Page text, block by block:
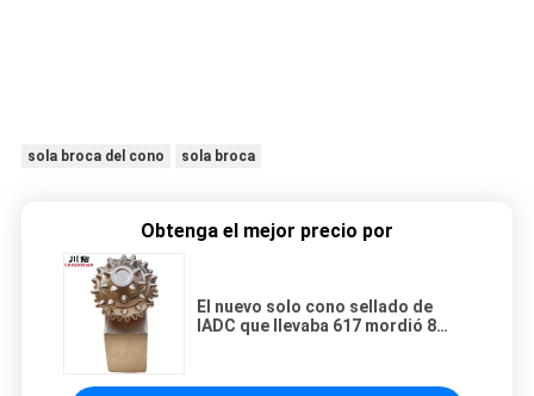
sola broca del cono sola broca
Obtenga el mejor precio por
El nuevo solo cono sellado de
IADC que llevaba 617 mordió 8
abrelatas del agujero de HDD